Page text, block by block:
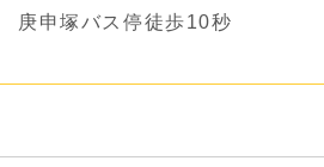
申塚バス停徒歩10秒